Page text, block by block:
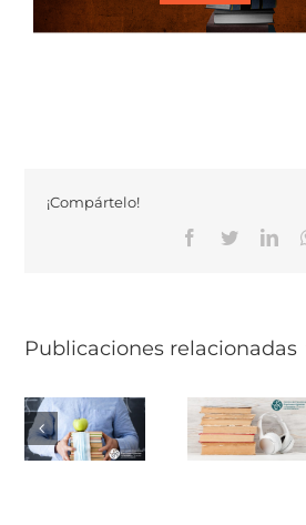
¡Compártelo!
Facebook
Twitter
Publicaciones relacionadas